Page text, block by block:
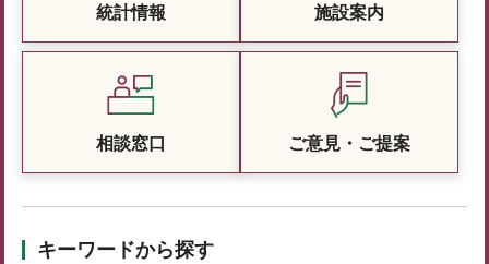
統計情報 施設案内
相談窓口 ご意見・ご提案
キーワードから探す